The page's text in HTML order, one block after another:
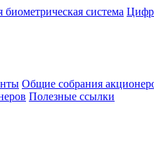
биометрическая система
Общие собрания
Полезные ссылки